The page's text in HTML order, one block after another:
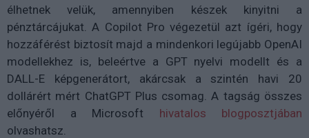
élhetnek velük, amennyiben készek kinyitni a
pénztárcájukat. A Copilot Pro végezetül azt ígéri, hogy
hozzáférést biztosít majd a mindenkori legújabb OpenAI
modellekhez is, beleértve a GPT nyelvi modellt és a
DALL-E képgenerátort, akárcsak a szintén havi 20
dollárért mért ChatGPT Plus csomag. A tagság összes
előnyéről a Microsoft hivatalos blogposztjában
olvashatsz.